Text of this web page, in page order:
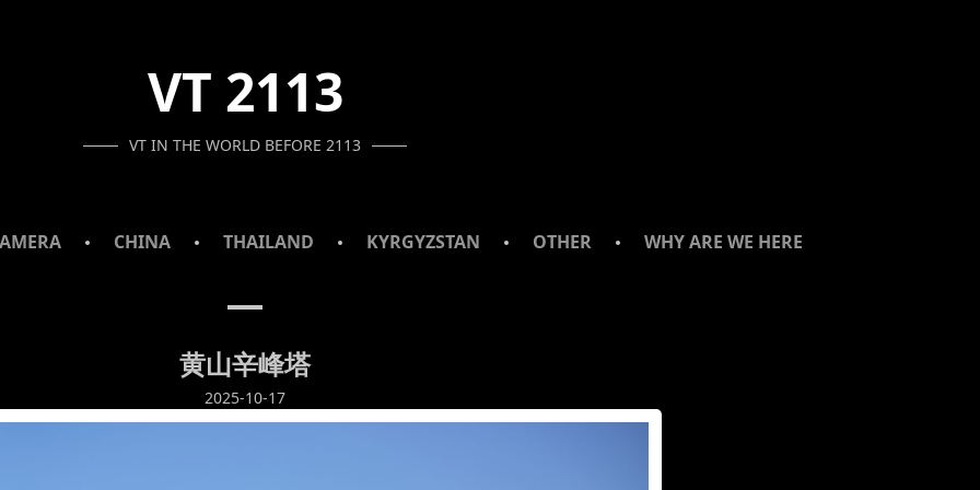
VT 2113
VT IN THE WORLD BEFORE 2113
CHINA THAILAND KYRGYZSTAN OTHER WHY ARE WE HERE
黄山辛峰塔
2025-10-17